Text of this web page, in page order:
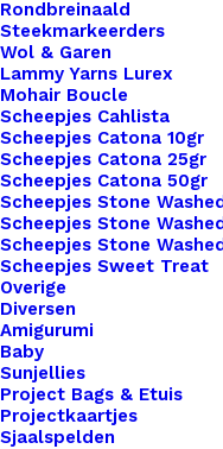
Rondbreinaald
Steekmarkeerders
Wol & Garen
Lammy Yarns Lurex
Mohair Boucle
Scheepjes Cahlista
Scheepjes Catona 10gr
Scheepjes Catona 25gr
Scheepjes Catona 50gr
Scheepjes Stone
Scheepjes Stone
Scheepjes Stone
Scheepjes Sweet Treat
Overige
Diversen
Amigurumi
Baby
Sunjellies
Project Bags & Etuis
Projectkaartjes
Sjaalspelden
The
Afther
Party
29
Herringbone
Cardigan
aantal
Toevoegen aan
Artikelnummer
Categorie
Binnen 1-3
Veilig betalen
Unieke en